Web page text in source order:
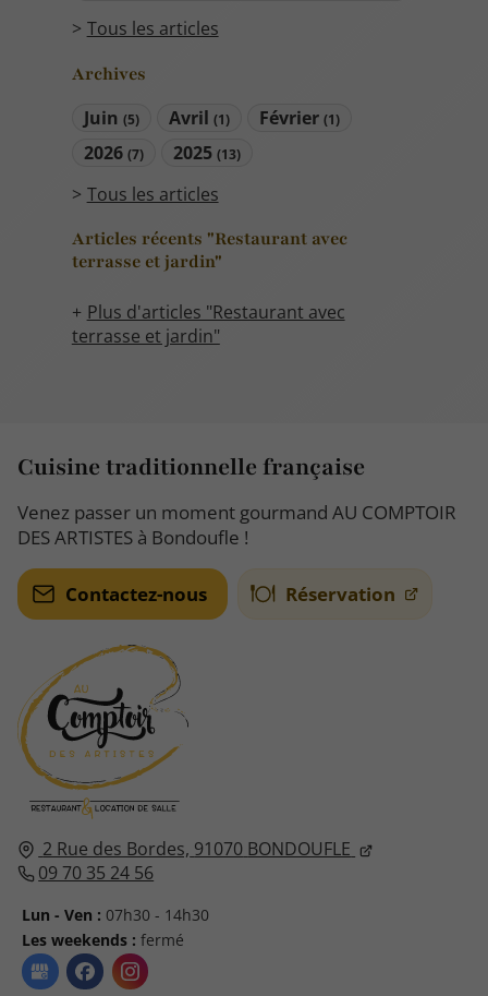
Tous les articles
Archives
Juin (5) Avril(1) Février(1)
2026 (7) 2025(13)
Tous les articles
Articles récents "Restaurant avec
terrasse et jardin"
Plus d'articles "Restaurant avec
terrasse et jardin"
2 Rue des Bordes, 91070 BONDOUFLE
09 70 35 24 56
Lun - Ven : 07h30 - 14h30
Les weekends : fermé
Cuisine traditionnelle française
Venez passer un moment gourmand AU COMPTOIR
DES ARTISTES à Bondoufle !
Contactez-nous Réservation